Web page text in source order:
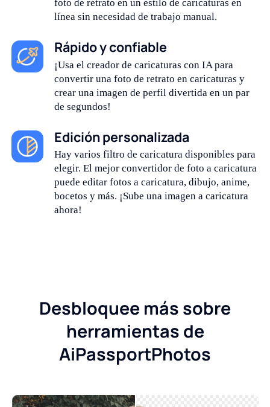
foto de retrato en un estilo de caricaturas en
línea sin necesidad de trabajo manual.
Rápido y confiable
¡Usa el creador de caricaturas con IA para
convertir una foto de retrato en caricaturas y
crear una imagen de perfil divertida en un par
de segundos!
Edición personalizada
Hay varios filtro de caricatura disponibles para
elegir. El mejor convertidor de foto a caricatura
puede editar fotos a caricatura, dibujo, anime,
bocetos y más. ¡Sube una imagen a caricatura
ahora!
Desbloquee más sobre
herramientas de
AiPassportPhotos